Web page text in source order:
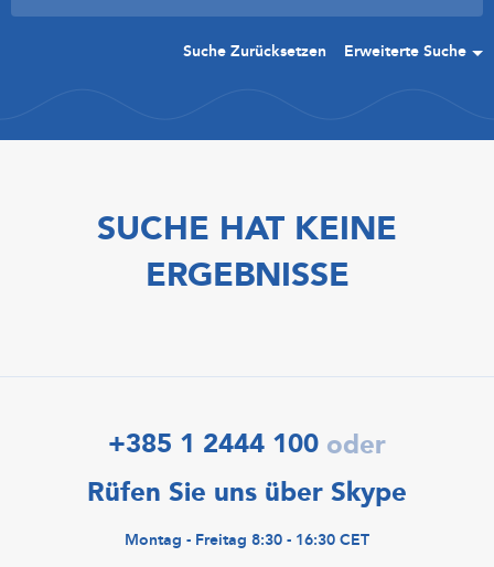
Suche Zurücksetzen Erweiterte Suche
SUCHE HAT KEINE
ERGEBNISSE
+385 1 2444 100 oder
Rüfen Sie uns über Skype
Montag - Freitag 8:30 - 16:30 CET